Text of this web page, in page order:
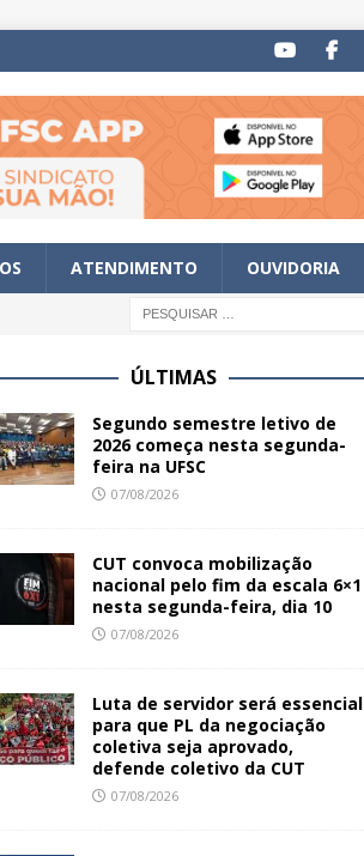
ATENDIMENTO OUVIDORIA
ÚLTIMAS
Segundo semestre letivo de
2026 começa nesta segunda-
feira na UFSC
07/08/2026
CUT convoca mobilização
nacional pelo fim da escala 6×1
nesta segunda-feira, dia 10
07/08/2026
Luta de servidor será essencial
para que PL da negociação
coletiva seja aprovado,
defende coletivo da CUT
07/08/2026